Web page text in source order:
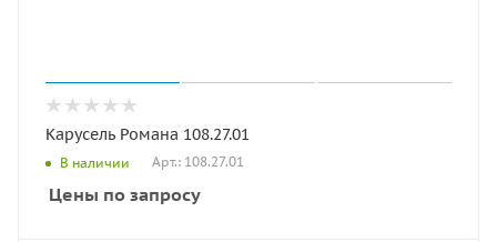
Карусель Романа 108.27.01
В наличии Арт.: 108.27.01
Цены по запросу